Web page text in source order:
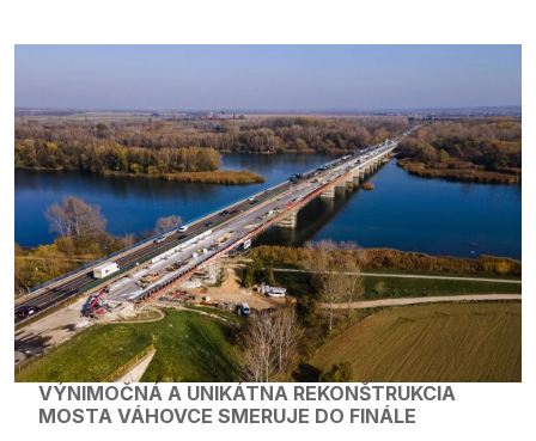
VÝNIMOČNÁ A UNIKÁTNA REKONŠTRUKCIA
MOSTA VÁHOVCE SMERUJE DO FINÁLE